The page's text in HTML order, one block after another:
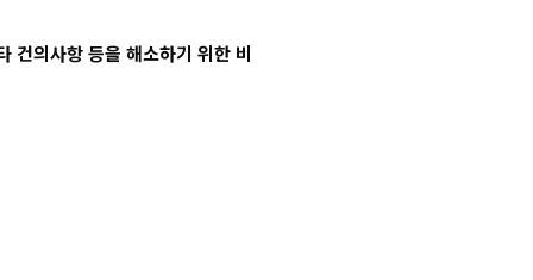
건의사항 등을 해소하기 위한 비